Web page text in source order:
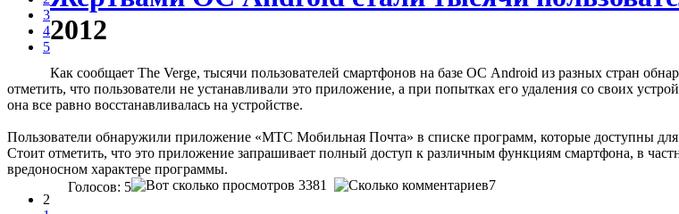
3
4
5
2012
Как сообщает The Verge, тысячи пользователей смартфонов на базе ОС Android из разных стран
отметить, что пользователи не устанавливали это приложение, а при попытках его удаления со своих
она все равно восстанавливалась на устройстве.
Пользователи обнаружили приложение «МТС Мобильная Почта» в списке программ, которые доступны
Стоит отметить, что это приложение запрашивает полный доступ к различным функциям смартфона, в
вредоносном характере программы.
2
Голосов: 5 3381 7